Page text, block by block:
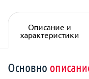
Описание и
характеристики
Основно